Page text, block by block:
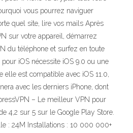
vous pourrez naviguer
quel site, lire vos mails Après
sur votre appareil, démarrez
du téléphone et surfez en toute
iOS nécessite iOS 9.0 ou une
elle est compatible avec iOS 11.0,
avec les derniers iPhone, dont
– Le meilleur VPN pour
4,2 sur 5 sur le Google Play Store.
: 24M Installations : 10 000 000+